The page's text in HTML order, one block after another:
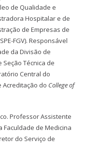
de Qualidade e
Hospitalar e de
de Empresas de
FGV). Responsável
da Divisão de
Seção Técnica de
Central do
do College of
Professor Assistente
Faculdade de Medicina
do Serviço de